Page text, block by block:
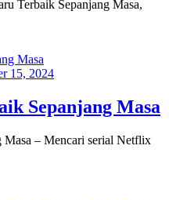
Terbaik Sepanjang Masa,
15, 2024
Sepanjang Masa
Masa – Mencari serial Netflix